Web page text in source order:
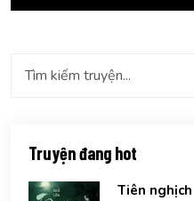
Truyện đang hot
Tiên nghịch